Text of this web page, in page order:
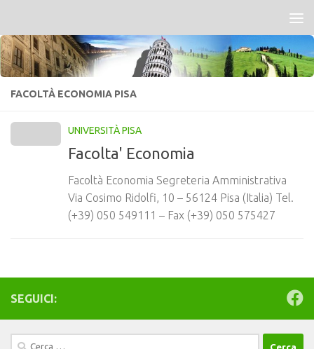
FACOLTÀ ECONOMIA PISA
UNIVERSITÀ PISA
Facolta' Economia
Facoltà Economia Segreteria Amministrativa
Via Cosimo Ridolfi, 10 – 56124 Pisa (Italia) Tel.
(+39) 050 549111 – Fax (+39) 050 575427
SEGUICI:
Ricerca